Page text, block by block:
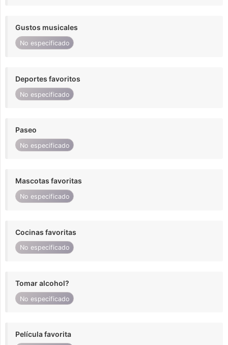
Gustos musicales
No especificado
Deportes favoritos
No especificado
Paseo
No especificado
Mascotas favoritas
No especificado
Cocinas favoritas
No especificado
Tomar alcohol?
No especificado
Película favorita